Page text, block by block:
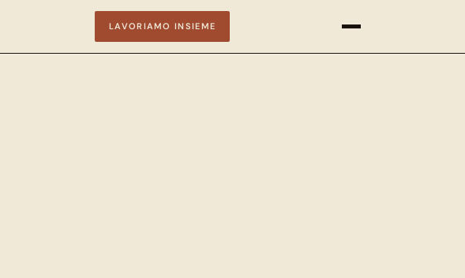
LAVORIAMO INSIEME